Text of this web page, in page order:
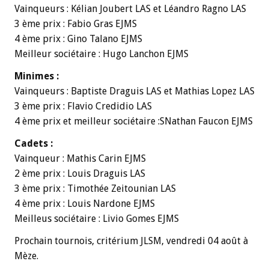
Vainqueurs : Kélian Joubert LAS et Léandro Ragno LAS
3 ème prix : Fabio Gras EJMS
4 ème prix : Gino Talano EJMS
Meilleur sociétaire : Hugo Lanchon EJMS
Minimes :
Vainqueurs : Baptiste Draguis LAS et Mathias Lopez LAS
3 ème prix : Flavio Credidio LAS
4 ème prix et meilleur sociétaire :SNathan Faucon EJMS
Cadets :
Vainqueur : Mathis Carin EJMS
2 ème prix : Louis Draguis LAS
3 ème prix : Timothée Zeitounian LAS
4 ème prix : Louis Nardone EJMS
Meilleus sociétaire : Livio Gomes EJMS
Prochain tournois, critérium JLSM, vendredi 04 août à
Mèze.